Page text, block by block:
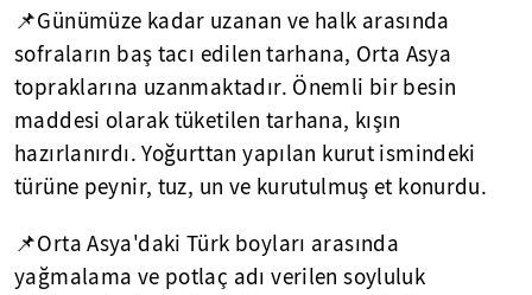
📌Günümüze kadar uzanan ve halk arasında
sofraların baş tacı edilen tarhana, Orta Asya
topraklarına uzanmaktadır. Önemli bir besin
maddesi olarak tüketilen tarhana, kışın
hazırlanırdı. Yoğurttan yapılan kurut ismindeki
türüne peynir, tuz, un ve kurutulmuş et konurdu.
📌Orta Asya'daki Türk boyları arasında
yağmalama ve potlaç adı verilen soyluluk